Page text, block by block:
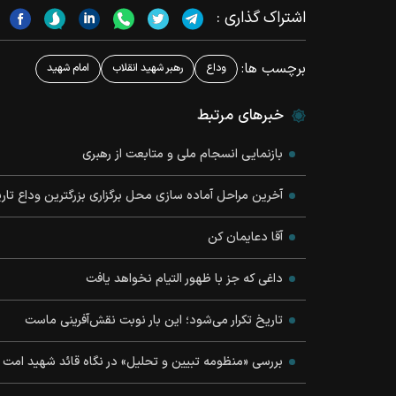
اشتراک گذاری :
برچسب ها: وداع رهبر شهید انقلاب امام شهید
خبرهای مرتبط
بازنمایی انسجام ملی و متابعت از رهبری
آخرین مراحل آماده سازی محل برگزاری بزرگترین وداع
آقا دعایمان کن
داغی که جز با ظهور التیام نخواهد یافت
تاریخ تکرار می‌شود؛ این بار نوبت نقش‌آفرینی ماست
بررسی «منظومه تبیین و تحلیل» در نگاه قائد شهید امت